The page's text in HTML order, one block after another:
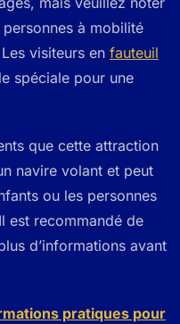
à mobilité
visiteurs en fauteuil
spéciale pour une
que cette attraction
navire volant et peut
ou les personnes
est recommandé de
d’informations avant
pratiques pour